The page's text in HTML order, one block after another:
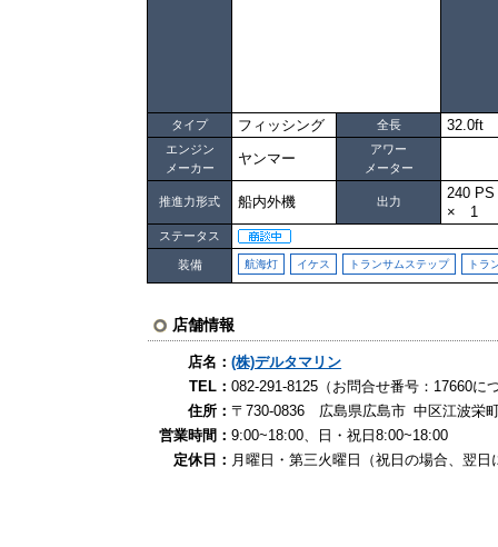
タイプ フィッシング 全長 32.0ft
エンジン
メーカー
ヤンマー
アワー
メーター
推進力形式 船内外機 出力
240
× 1
ステータス
装備 航海灯 イケス トランサムステップ トラ
店舗情報
店名：(株)デルタマリン
TEL：082-291-8125（お問合せ番号：17660に
住所：〒730-0836 広島県広島市 中区江波栄
営業時間：9:00~18:00、日・祝日8:00~18:00
定休日： 月曜日・第三火曜日（祝日の場合、翌日